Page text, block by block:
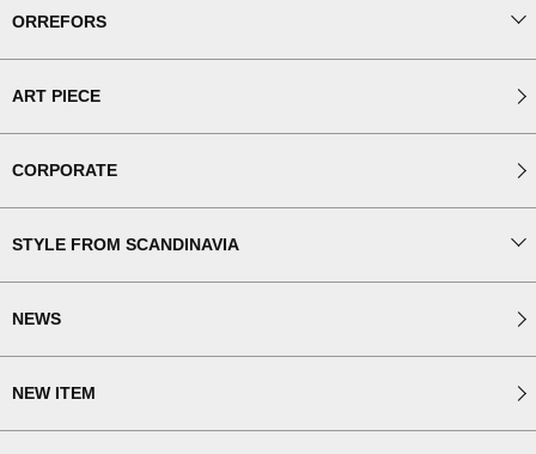
ORREFORS
ART PIECE
CORPORATE
STYLE FROM SCANDINAVIA
NEWS
NEW ITEM